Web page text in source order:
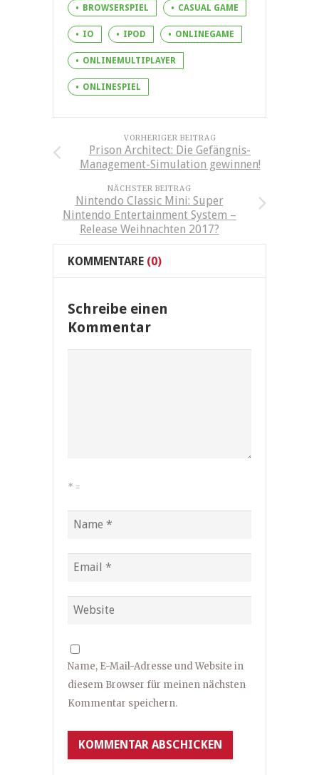
BROWSERSPIEL CASUAL GAME
IO IPOD ONLINEGAME
ONLINEMULTIPLAYER
ONLINESPIEL
VORHERIGER BEITRAG
Prison Architect: Die Gefängnis-
Management-Simulation gewinnen!
NÄCHSTER BEITRAG
Nintendo Classic Mini: Super
Nintendo Entertainment System –
Release Weihnachten 2017?
KOMMENTARE (0)
Schreibe einen
Kommentar
* =
Name, E-Mail-Adresse und Website in
diesem Browser für meinen nächsten
Kommentar speichern.